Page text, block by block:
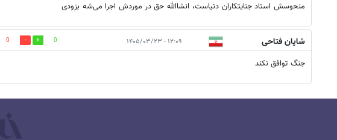
منحوسش استاد جنایتکاران دنیاست، انشاالله حق در موردش اجرا می‌شه بزودی
شایان فتاحی ۱۲:۰۹ - ۱۴۰۵/۰۳/۲۳ 0
0
جنگ توافق نکند